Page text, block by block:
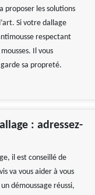
proposer les solutions
Si votre dallage
respectant
Il vous
sa propreté.
: adressez-
il est conseillé de
va vous aider à vous
démoussage réussi,